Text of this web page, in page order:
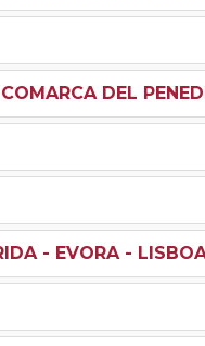
DEL
- EVORA -